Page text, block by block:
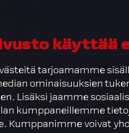
käyttää
tarjoamamme
ominaisuuksien
Lisäksi jaamme
kumppaneillemme
Kumppanimme voivat
omaa arvomaailmaa,
täydentävinä ja jopa
tulisikin muistaa,
että ulkoisen